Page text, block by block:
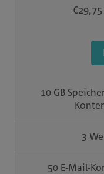
10 GB
3
50 E-Mail-